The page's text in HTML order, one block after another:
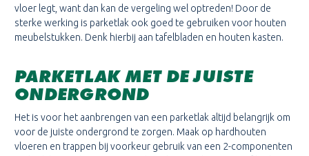
vloer legt, want dan kan de vergeling wel optreden! Door de
sterke werking is parketlak ook goed te gebruiken voor houten
meubelstukken. Denk hierbij aan tafelbladen en houten kasten.
PARKETLAK MET DE JUISTE
ONDERGROND
Het is voor het aanbrengen van een parketlak altijd belangrijk om
voor de juiste ondergrond te zorgen. Maak op hardhouten
vloeren en trappen bij voorkeur gebruik van een 2-componenten